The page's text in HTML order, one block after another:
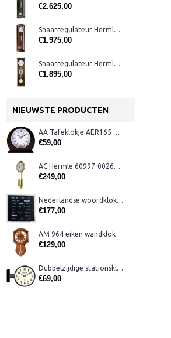
€2.625,00
Snaarregulateur Hermle 70650-030058
€1.975,00
Snaarregulateur Hermle 71008-030351
€1.895,00
NIEUWSTE PRODUCTEN
AA Tafeklokje AER165 noten
€59,00
AC Hermle 60997-00261 wandklok
€249,00
Nederlandse woordklok zwart AMS 1265
€177,00
AM 964 eiken wandklok
€129,00
Dubbelzijdige stationsklok metaal 1879
€69,00